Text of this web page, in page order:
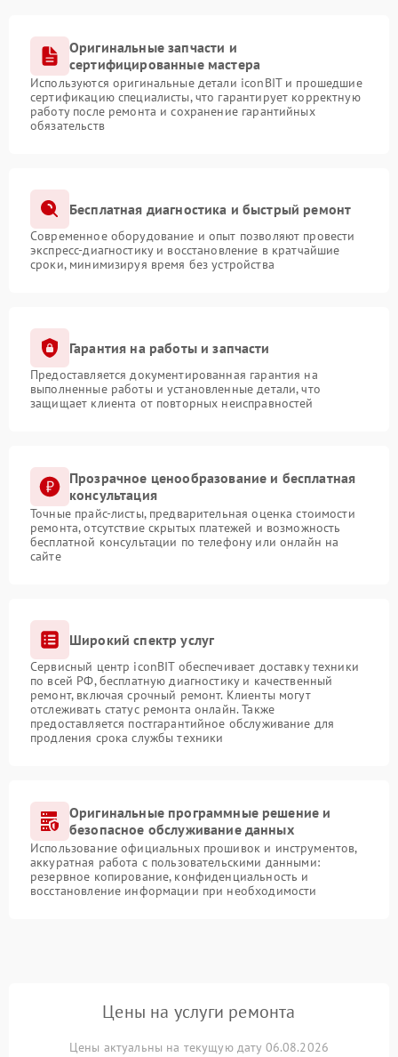
Оригинальные запчасти и
сертифицированные мастера
Используются оригинальные детали iconBIT и прошедшие
сертификацию специалисты, что гарантирует корректную
работу после ремонта и сохранение гарантийных
обязательств
Бесплатная диагностика и быстрый ремонт
Современное оборудование и опыт позволяют провести
экспресс-диагностику и восстановление в кратчайшие
сроки, минимизируя время без устройства
Гарантия на работы и запчасти
Предоставляется документированная гарантия на
выполненные работы и установленные детали, что
защищает клиента от повторных неисправностей
Прозрачное ценообразование и бесплатная
консультация
Точные прайс-листы, предварительная оценка стоимости
ремонта, отсутствие скрытых платежей и возможность
бесплатной консультации по телефону или онлайн на
сайте
Широкий спектр услуг
Сервисный центр iconBIT обеспечивает доставку техники
по всей РФ, бесплатную диагностику и качественный
ремонт, включая срочный ремонт. Клиенты могут
отслеживать статус ремонта онлайн. Также
предоставляется постгарантийное обслуживание для
продления срока службы техники
Оригинальные программные решение и
безопасное обслуживание данных
Использование официальных прошивок и инструментов,
аккуратная работа с пользовательскими данными:
резервное копирование, конфиденциальность и
восстановление информации при необходимости
Цены на услуги ремонта
Цены актуальны на текущую дату 06.08.2026